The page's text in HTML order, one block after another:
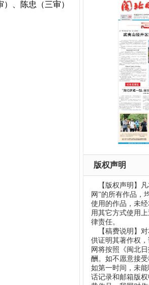
、陈忠（三审）
版权声明
【版权声明】凡
网”的所有作品，
使用的作品，未
用其它方式使用
律责任。
【稿费说明】对
供证明其著作权
网将按照《闽北
酬。如不愿意接受
如第一时间，未
话记录和邮箱版